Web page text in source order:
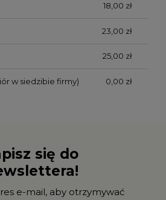
18,00 zł
23,00 zł
25,00 zł
w siedzibie firmy) 0,00 zł
się do
e-mail, aby otrzymywać